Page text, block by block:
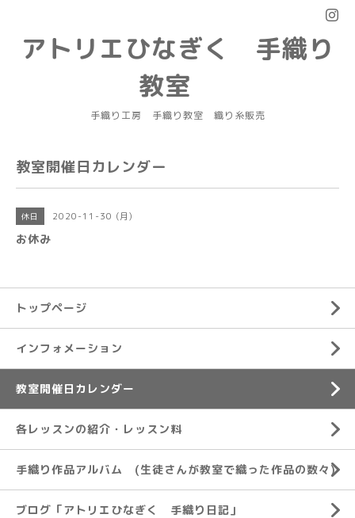
アトリエひなぎく 手織り
教室
手織り工房 手織り教室 織り糸販売
教室開催日カレンダー
休日 2020-11-30 (月)
お休み
トップページ
インフォメーション
教室開催日カレンダー
各レッスンの紹介・レッスン料
手織り作品アルバム (生徒さんが教室で織った作品の数々)
ブログ「アトリエひなぎく 手織り日記」